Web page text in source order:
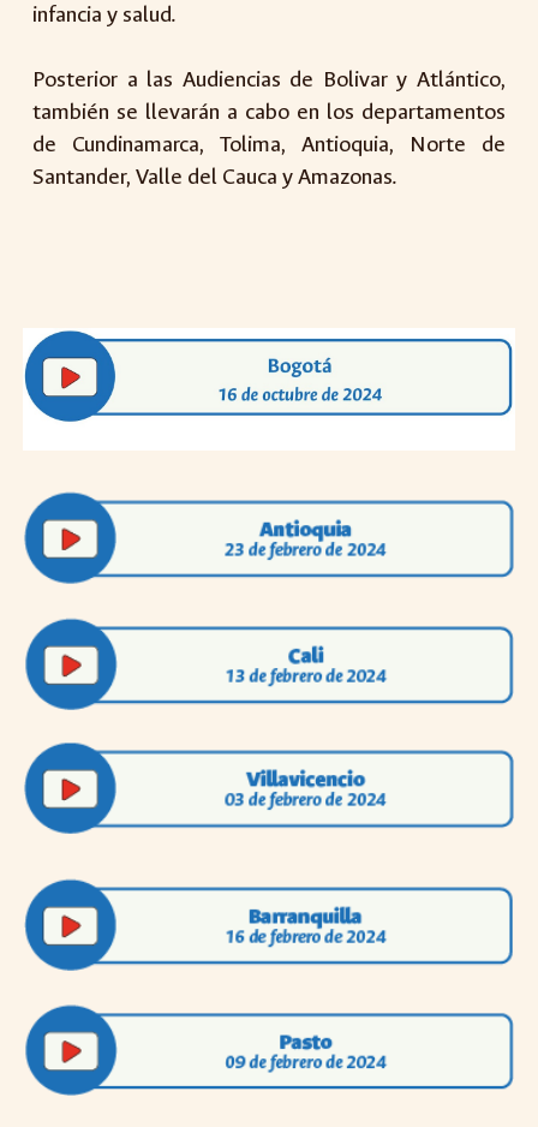
infancia y salud.
Posterior a las Audiencias de Bolivar y Atlántico,
también se llevarán a cabo en los departamentos
de Cundinamarca, Tolima, Antioquia, Norte de
Santander, Valle del Cauca y Amazonas.